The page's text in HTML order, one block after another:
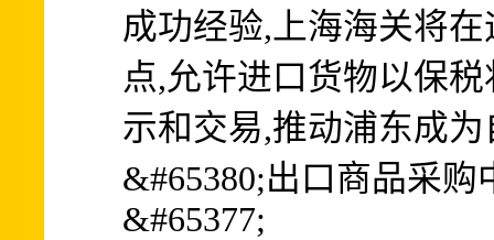
成功经验,上海海关将
点,允许进口货物以保
示和交易,推动浦东成
&#65380;出口商品采
&#65377;